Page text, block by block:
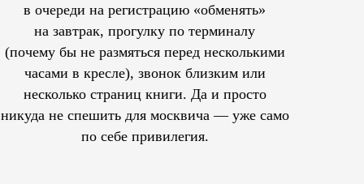
в очереди на регистрацию «обменять»
на завтрак, прогулку по терминалу
(почему бы не размяться перед несколькими
часами в кресле), звонок близким или
несколько страниц книги. Да и просто
никуда не спешить для москвича — уже само
по себе привилегия.